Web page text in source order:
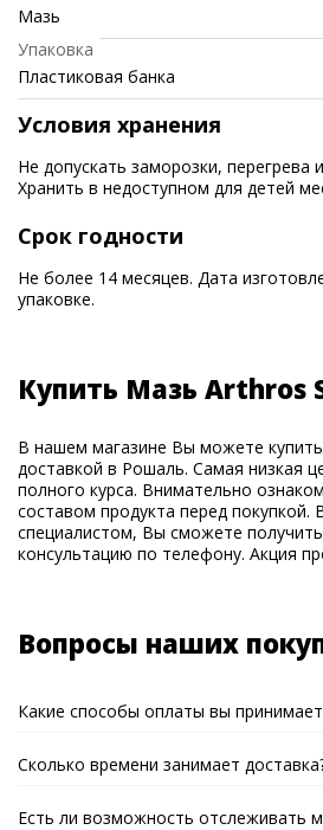
Мазь
Упаковка
Пластиковая банка
Условия хранения
Не допускать заморозки, перегрева
Хранить в недоступном для детей
Срок годности
Не более 14 месяцев. Дата
упаковке.
Купить Мазь Arthros
В нашем магазине Вы можете
доставкой в Рошаль. Самая низкая
полного курса. Внимательно
составом продукта перед покупкой.
специалистом, Вы сможете
консультацию по телефону. Акция
Вопросы наших
Какие способы оплаты вы
Сколько времени занимает
Есть ли возможность отслеживать